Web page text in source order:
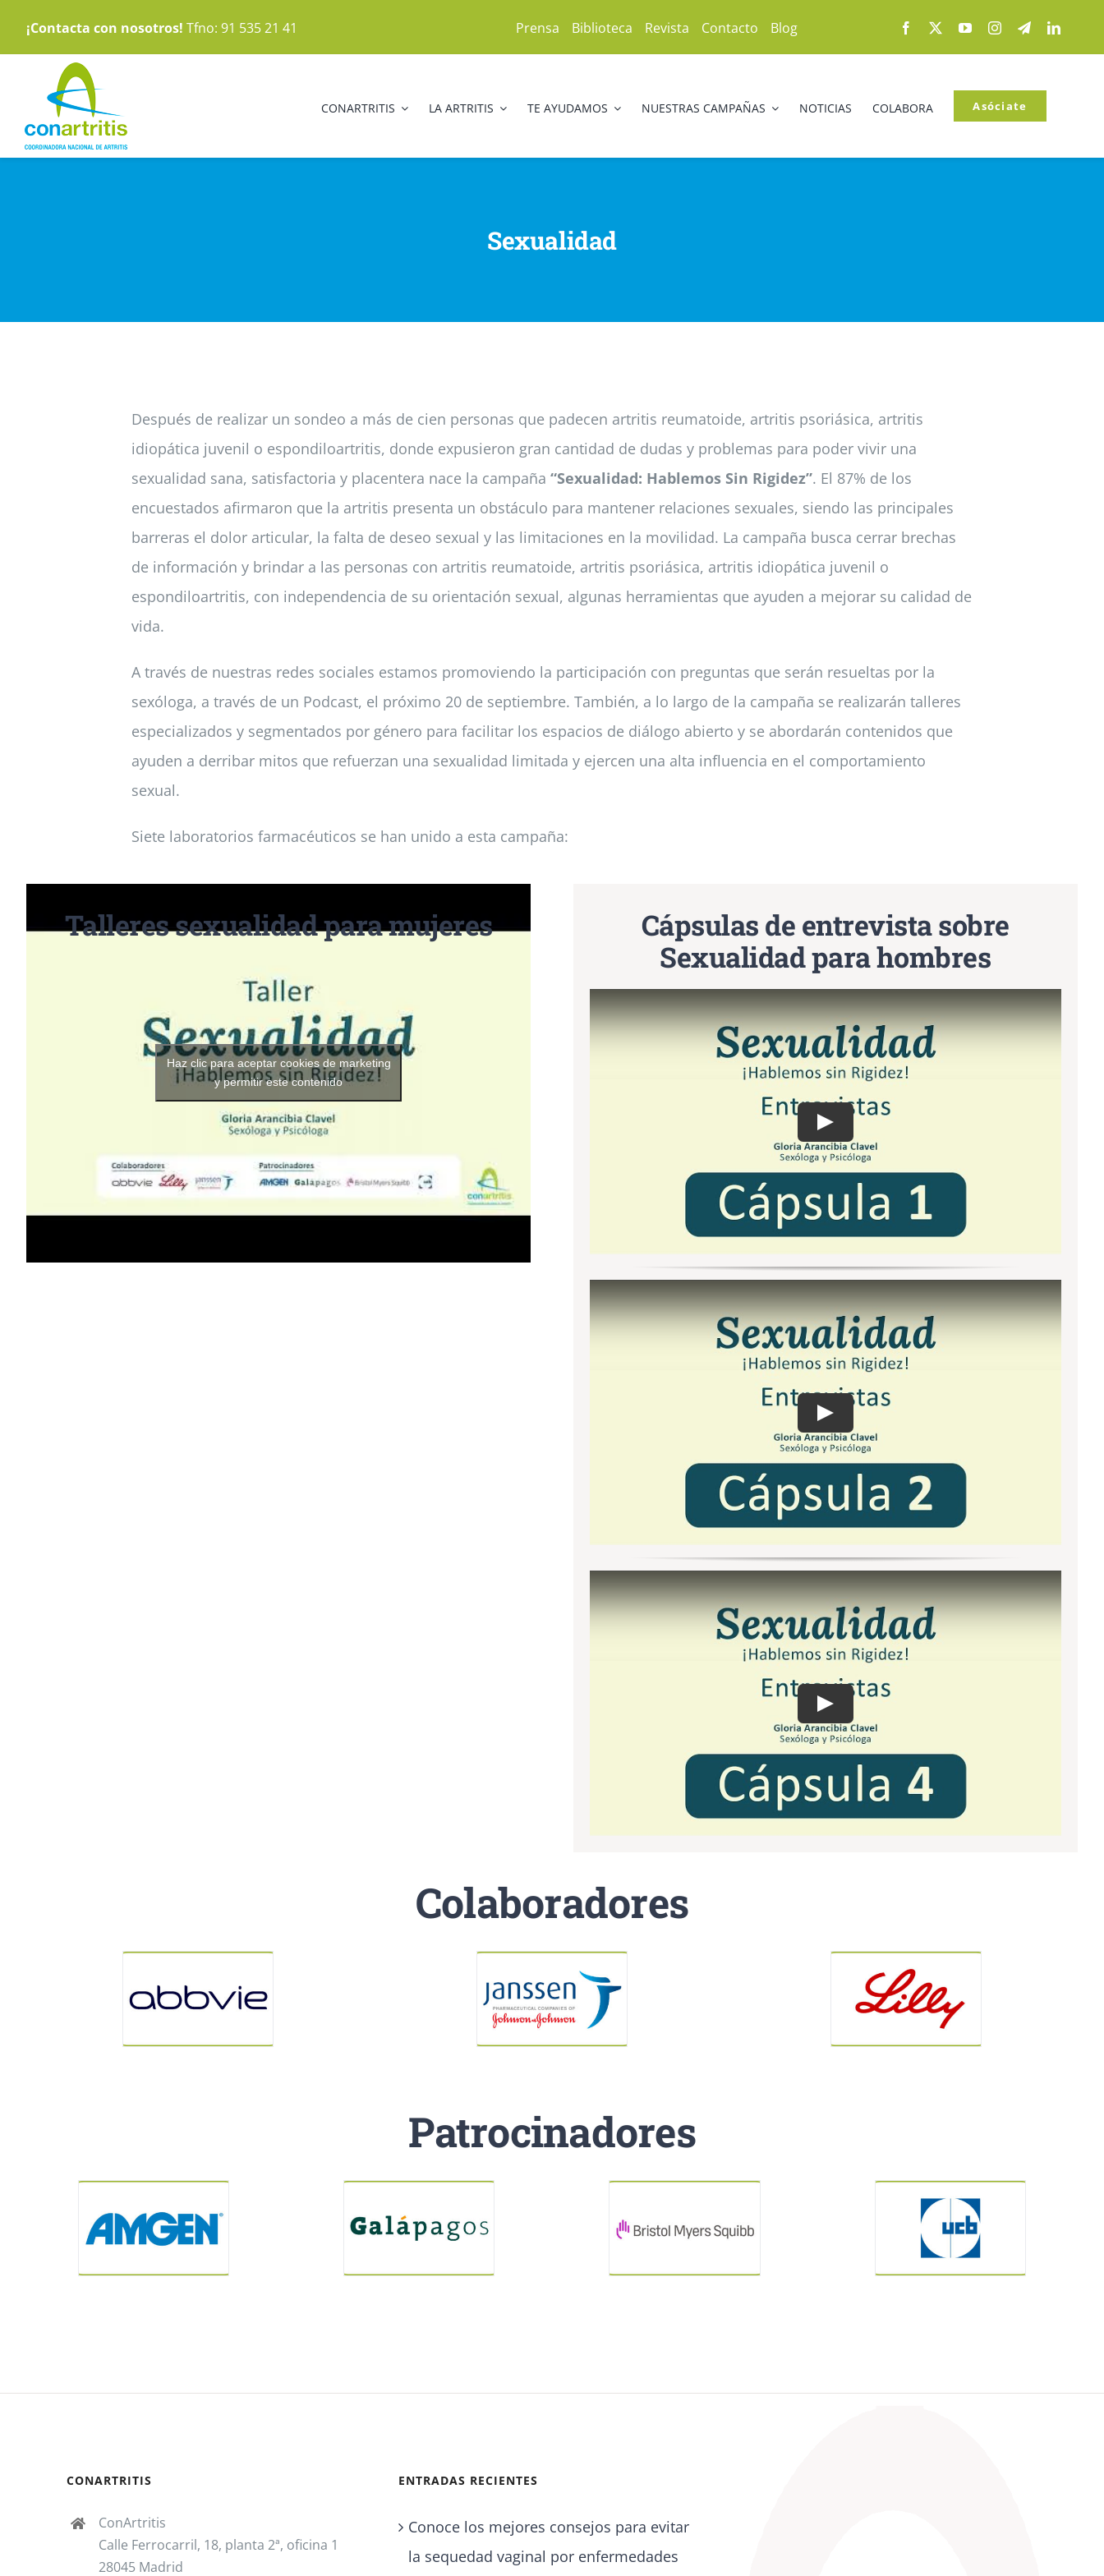
contenido
¡Contacta con nosotros! Tfno: 91 535 21 41 Prensa Biblioteca Revista Contacto Blog
CONARTRITIS LA ARTRITIS TE AYUDAMOS NUESTRAS CAMPAÑAS NOTICIAS COLABORA Asóciate
Sexualidad
Después de realizar un sondeo a más de cien personas que padecen artritis reumatoide, artritis psoriásica, artritis
idiopática juvenil o espondiloartritis, donde expusieron gran cantidad de dudas y problemas para poder vivir una
sexualidad sana, satisfactoria y placentera nace la campaña “Sexualidad: Hablemos Sin Rigidez”. El 87% de los
encuestados afirmaron que la artritis presenta un obstáculo para mantener relaciones sexuales, siendo las principales
barreras el dolor articular, la falta de deseo sexual y las limitaciones en la movilidad. La campaña busca cerrar brechas
de información y brindar a las personas con artritis reumatoide, artritis psoriásica, artritis idiopática juvenil o
espondiloartritis, con independencia de su orientación sexual, algunas herramientas que ayuden a mejorar su calidad de
vida.
A través de nuestras redes sociales estamos promoviendo la participación con preguntas que serán resueltas por la
sexóloga, a través de un Podcast, el próximo 20 de septiembre. También, a lo largo de la campaña se realizarán talleres
especializados y segmentados por género para facilitar los espacios de diálogo abierto y se abordarán contenidos que
ayuden a derribar mitos que refuerzan una sexualidad limitada y ejercen una alta influencia en el comportamiento
sexual.
Siete laboratorios farmacéuticos se han unido a esta campaña:
Talleres sexualidad para mujeres
Haz clic para aceptar cookies de marketing
y permitir este contenido
Cápsulas de entrevista sobre
Sexualidad para hombres
Colaboradores
Patrocinadores
CONARTRITIS
ConArtritis
Calle Ferrocarril, 18, planta 2ª, oficina 1
28045 Madrid
ENTRADAS RECIENTES
Conoce los mejores consejos para evitar
la sequedad vaginal por enfermedades